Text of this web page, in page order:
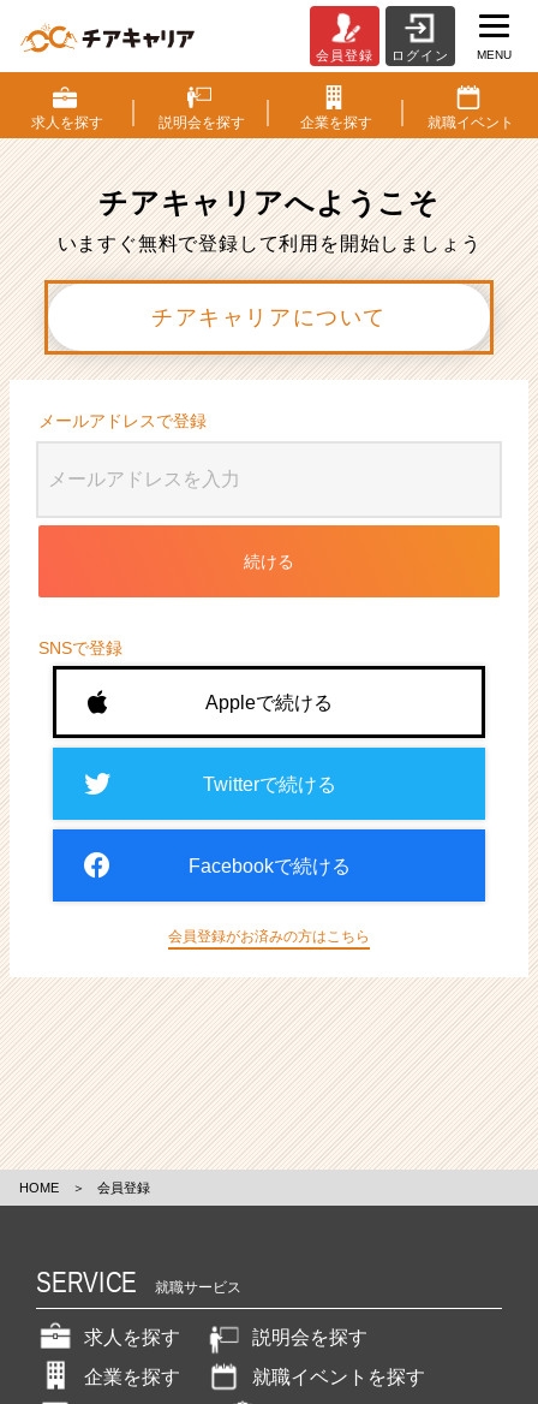
員
登
録
ベ
ン
チ
ャ
成
企
か
ら
ス
カ
ウ
届
活
サ
ト
ア
キ
リ
ア
会員登録 ログイン MENU
求人を探す 説明会を探す 企業を探す 就職イベント
チアキャリアへようこそ
いますぐ無料で登録して利用を開始しましょう
チアキャリアについて
メールアドレスで登録
続ける
SNSで登録
Appleで続ける
Twitterで続ける
Facebookで続ける
会員登録がお済みの方はこちら
HOME ＞ 会員登録
SERVICE 就職サービス
求人を探す
説明会を探す
企業を探す
就職イベントを探す